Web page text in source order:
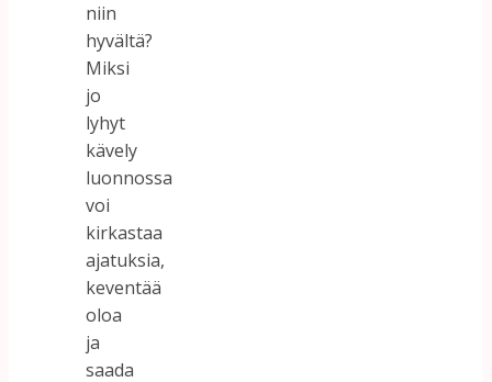
niin
hyvältä?
Miksi
jo
lyhyt
kävely
luonnossa
voi
kirkastaa
ajatuksia,
keventää
oloa
ja
saada